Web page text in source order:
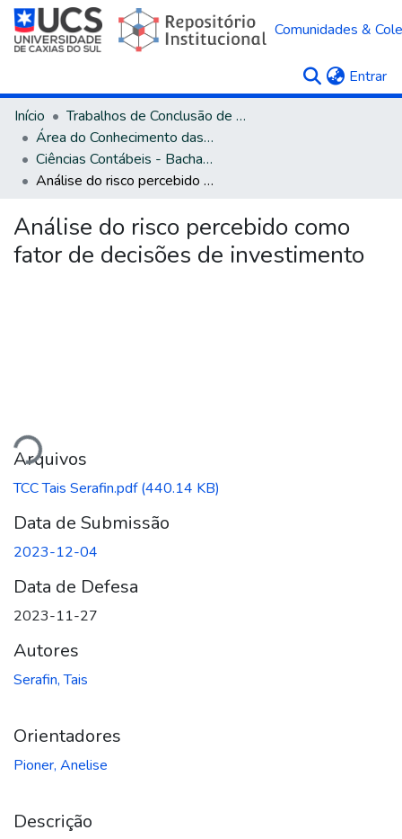
Comunidades &
Entrar
Início
Trabalhos de Conclusão de Curso
Área do Conhecimento das Ciências Sociais Aplicadas
Ciências Contábeis - Bacharelado
Análise do risco percebido como fator de decisões de investimento
Análise do risco percebido como
fator de decisões de investimento
Arquivos
TCC Tais Serafin.pdf(440.14 KB)
Data de Submissão
2023-12-04
Data de Defesa
2023-11-27
Autores
Serafin, Tais
Orientadores
Pioner, Anelise
Descrição